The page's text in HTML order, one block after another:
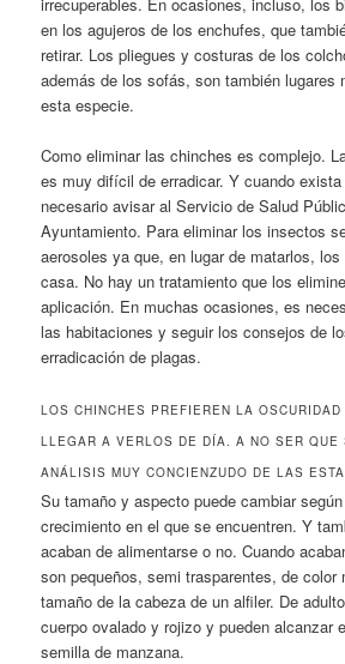
en los agujeros de los enchufes, que
retirar. Los pliegues y costuras de los
además de los sofás, son también lugares
esta especie.
Como eliminar las chinches es complejo.
es muy difícil de erradicar. Y cuando
necesario avisar al Servicio de Salud
Ayuntamiento. Para eliminar los insectos
aerosoles ya que, en lugar de matarlos,
casa. No hay un tratamiento que los
aplicación. En muchas ocasiones, es
las habitaciones y seguir los consejos de
erradicación de plagas.
LOS CHINCHES PREFIEREN LA
LLEGAR A VERLOS DE DÍA. A NO SER QUE
ANÁLISIS MUY CONCIENZUDO DE LAS
Su tamaño y aspecto puede cambiar
crecimiento en el que se encuentren. Y
acaban de alimentarse o no. Cuando
son pequeños, semi trasparentes, de color
tamaño de la cabeza de un alfiler. De
cuerpo ovalado y rojizo y pueden alcanzar
semilla de manzana.